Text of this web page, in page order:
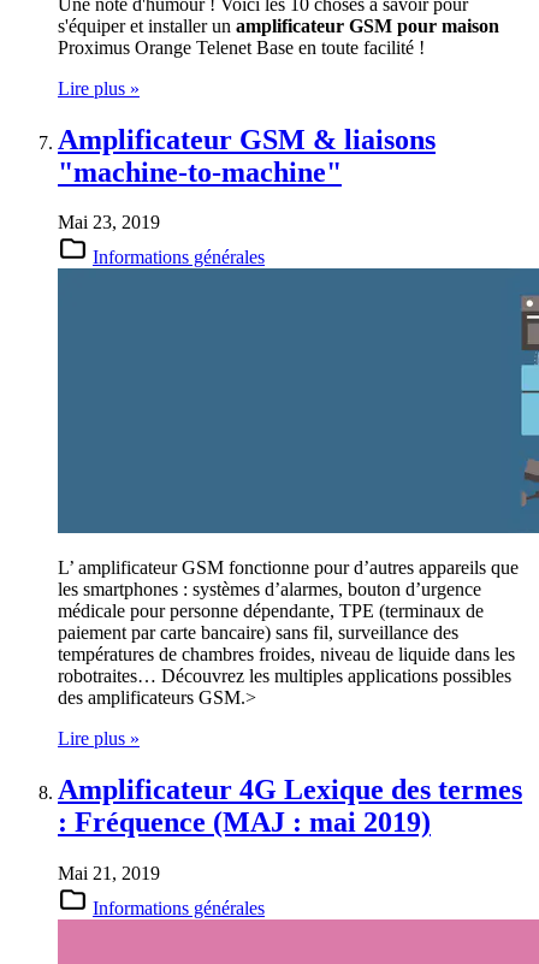
s'équiper et installer un amplificateur GSM pour maison
Proximus Orange Telenet Base en toute facilité !
Lire plus »
Amplificateur GSM & liaisons
"machine-to-machine"
Mai 23, 2019
Informations générales
L’ amplificateur GSM fonctionne pour d’autres appareils que
les smartphones : systèmes d’alarmes, bouton d’urgence
médicale pour personne dépendante, TPE (terminaux de
paiement par carte bancaire) sans fil, surveillance des
températures de chambres froides, niveau de liquide dans les
robotraites… Découvrez les multiples applications possibles
des amplificateurs GSM.>
Lire plus »
Amplificateur 4G Lexique des termes
: Fréquence (MAJ : mai 2019)
Mai 21, 2019
Informations générales